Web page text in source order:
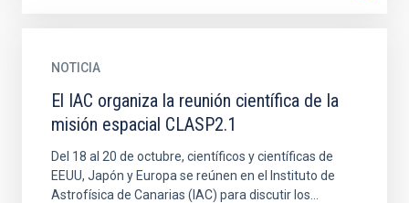
NOTICIA
El IAC organiza la reunión científica de la
misión espacial CLASP2.1
Del 18 al 20 de octubre, científicos y científicas de
EEUU, Japón y Europa se reúnen en el Instituto de
Astrofísica de Canarias (IAC) para discutir los...